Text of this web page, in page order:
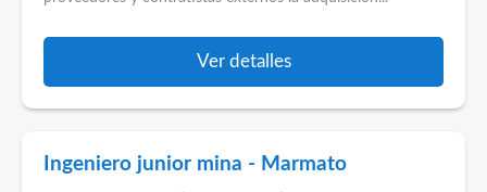
Ver detalles
Ingeniero junior mina - Marmato